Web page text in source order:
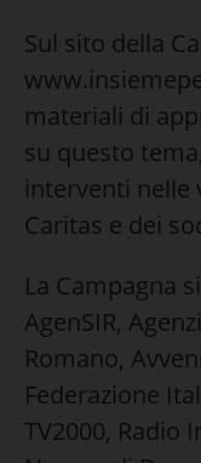
Sul sito della
materiali di
su questo
interventi nelle
Caritas e dei
La Campagna
AgenSIR,
Romano,
Federazione
TV2000, Radio